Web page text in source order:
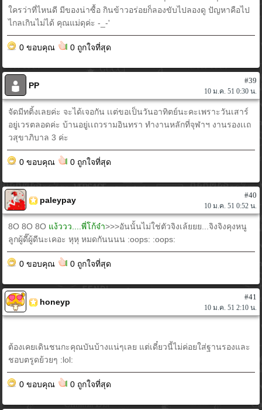
ใครว่าที่ไหนดี มีของน่าซื้อ กินข้าวอร่อยก็ลองขับไปลองดู ปัญหาคือไป
ไกลเกินไม่ได้ คุณแม่ดุค่ะ -_-'
0 ขอบคุณ 0 ถูกใจที่สุด
PP
#39
10 ม.ค. 51 0:30 น.
จัดมีทติ้งเลยค่ะ จะได้เจอกัน เเต่ขอเป็นวันอาทิตย์นะคะเพราะวันเสาร์
อยู่เวรตลอดค่ะ บ้านอยู่เเถวรามอินทรา ทำงานหลักที่จุฬาฯ งานรองเเถ
วสุขาภิบาล 3 ค่ะ
0 ขอบคุณ 0 ถูกใจที่สุด
paleypay
#40
10 ม.ค. 51 0:52 น.
8O 8O 8O แง้ววว....พี่โก้จ๋า>>>อันนั้นไม่ใช่ตัวจิงเล้ยยย...จิงจิงคุงหนู
ลูกผู้ดี๊ผู้ดีนะเคอะ หุหุ หมดกันนนน :oops: :oops:
0 ขอบคุณ 0 ถูกใจที่สุด
honeyp
#41
10 ม.ค. 51 2:10 น.
ต้องเคยเดินชนกะคุณบันบ้างแน่ๆเลย แต่เดี๋ยวนี้ไม่ค่อยใส่ฐานรองและ
ชอบตรูดย้วยๆ :lol:
0 ขอบคุณ 0 ถูกใจที่สุด